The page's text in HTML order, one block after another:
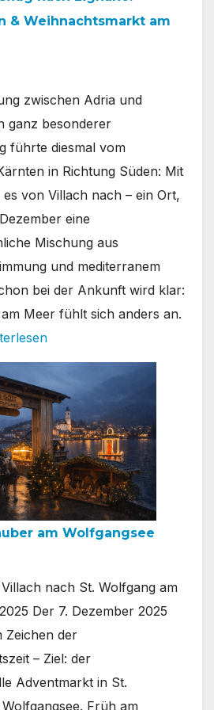
& Weihnachtsmarkt am
zwischen Adria und
ganz besonderer
führte diesmal vom
in Richtung Süden: Mit
es von Villach nach – ein Ort,
eine
Mischung aus
und mediterranem
bei der Ankunft wird klar:
Meer fühlt sich anders an.
am Wolfgangsee
nach St. Wolfgang am
Der 7. Dezember 2025
Zeichen der
– Ziel: der
Adventmarkt in St.
Früh am